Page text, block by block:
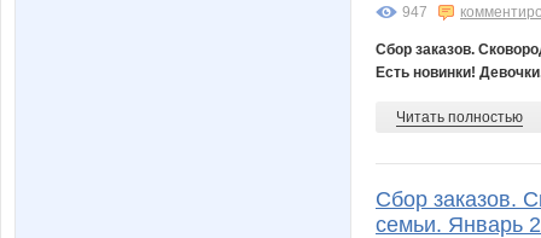
947
Сбор заказов.
Есть новинки!
Читать полностью
Сбор заказов.
семьи. Январь